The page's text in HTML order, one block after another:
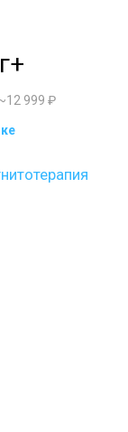
999 ₽